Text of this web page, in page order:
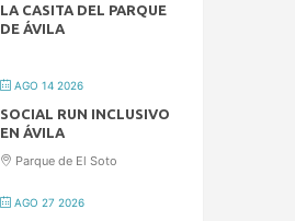
LA CASITA DEL PARQUE
DE ÁVILA
AGO 14 2026
SOCIAL RUN INCLUSIVO
EN ÁVILA
Parque de El Soto
AGO 27 2026